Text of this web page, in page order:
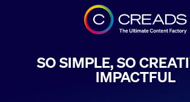
SO SIMPLE, SO
IMPACTFUL